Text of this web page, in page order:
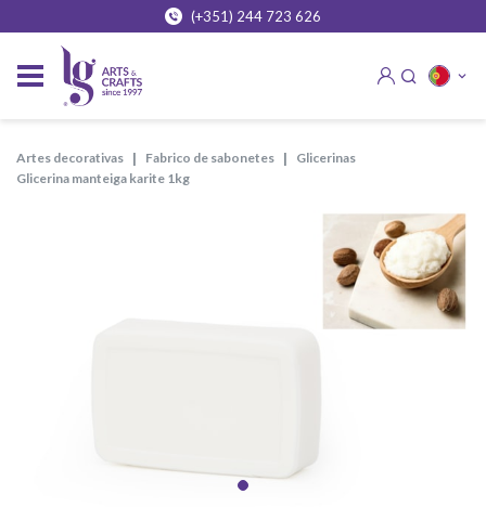
(+351) 244 723 626
artes decorativas fabrico de sabonetes
glicerinas
glicerina manteiga karite 1kg